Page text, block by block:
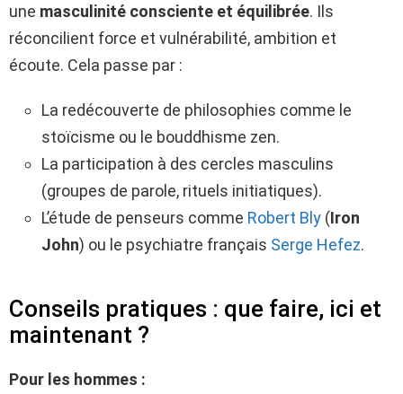
une masculinité consciente et équilibrée. Ils
réconcilient force et vulnérabilité, ambition et
écoute. Cela passe par :
La redécouverte de philosophies comme le
stoïcisme ou le bouddhisme zen.
La participation à des cercles masculins
(groupes de parole, rituels initiatiques).
L’étude de penseurs comme Robert Bly (Iron
John) ou le psychiatre français Serge Hefez.
Conseils pratiques : que faire, ici et
maintenant ?
Pour les hommes :